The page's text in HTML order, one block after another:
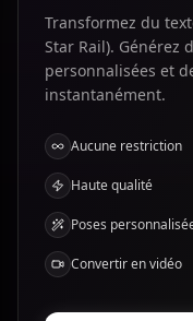
Transformez du
Star Rail). Générez
personnalisées et
instantanément.
Aucune restriction
Haute qualité
Poses
Convertir en vidéo